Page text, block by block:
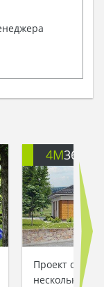
4M368
Проект
несколькими